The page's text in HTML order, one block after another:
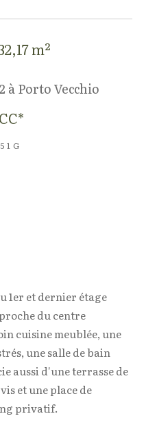
m²
Porto Vecchio
CC*
1er et dernier étage
du centre
cuisine meublée, une
une salle de bain
aussi d'une terrasse de
et une place de
privatif.